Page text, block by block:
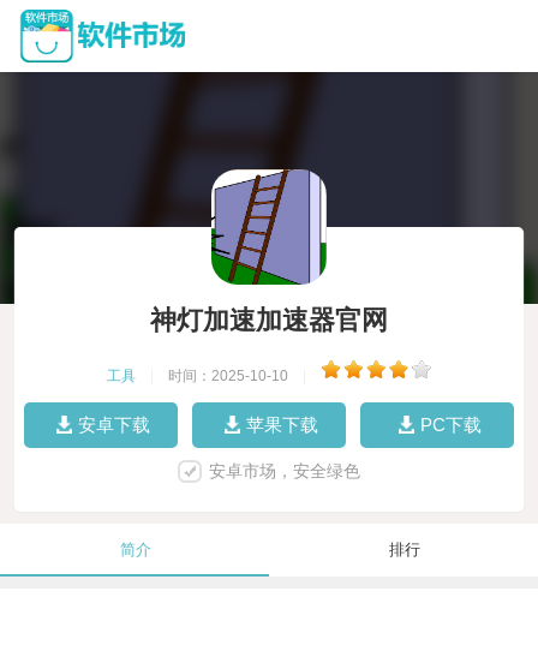
神灯加速加速器官网
工具 时间：2025-10-10
安卓下载 苹果下载 PC下载
安卓市场，安全绿色
简介 排行